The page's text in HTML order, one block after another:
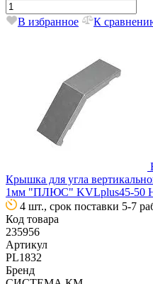
В избранное К
Крышка для угла
1мм "ПЛЮС" KVLplus45-50
4 шт., срок поставки 5-7
Код товара
235956
Артикул
PL1832
Бренд